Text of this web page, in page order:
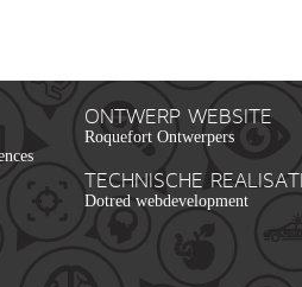
ONTWERP WEBSITE
Roquefort Ontwerpers
TECHNISCHE
Dotred webdevelopment